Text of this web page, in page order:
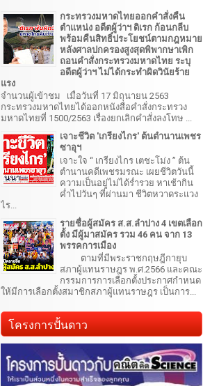
กระทรวงมหาดไทยออกคำสั่งคืน
ตำแหน่ง อดีตผู้ว่าฯ ดิเรก ก้อนกลีบ
พร้อมคืนสิทธิ์ประโยชน์ตามกฎหมาย
หลังศาลปกครองสูงสุดพิพากษาเพิก
ถอนคำสั่งกระทรวงมหาดไทย ระบุ
อดีตผู้ว่าฯ ไม่ได้กระทำผิดวินัยร้าย
แรง
จำนวนผู้เข้าชม เมื่อวันที่ 17 มิถุนายน 2563
กระทรวงมหาดไทยได้ออกหนังสือคำสั่งกระทรวง
มหาดไทยที่ 1500/2563 เรื่องยกเลิกคำสั่งลงโทษ ...
เจาะชีวิต 'เกรียงไกร' ต้นตำนานเพชร
ซาอุฯ
เจาะใจ “ เกรียงไกร เตชะโม่ง ” ต้น
ตำนานคดีเพชรมรณะ เผยชีวิตวันนี้
ความเป็นอยู่ไม่ได้ร่ำรวย หาเช้ากิน
ค่ำไปวันๆ ที่ผ่านมา ชีวิตหวาดระแวง
ไร...
รายชื่อผู้สมัคร ส.ส.ลำปาง 4 เขตเลือก
ตั้ง มีผู้มาสมัคร รวม 46 คน จาก 13
พรรคการเมือง
ตามที่มีพระราชกฤษฎีกายุบ
สภาผู้แทนราษฎร พ.ศ.2566 และคณะ
กรรมการการเลือกตั้งประกาศกำหนด
ให้มีการเลือกตั้งสมาชิกสภาผู้แทนราษฎร เป็นการ...
โครงการปั้นดาว